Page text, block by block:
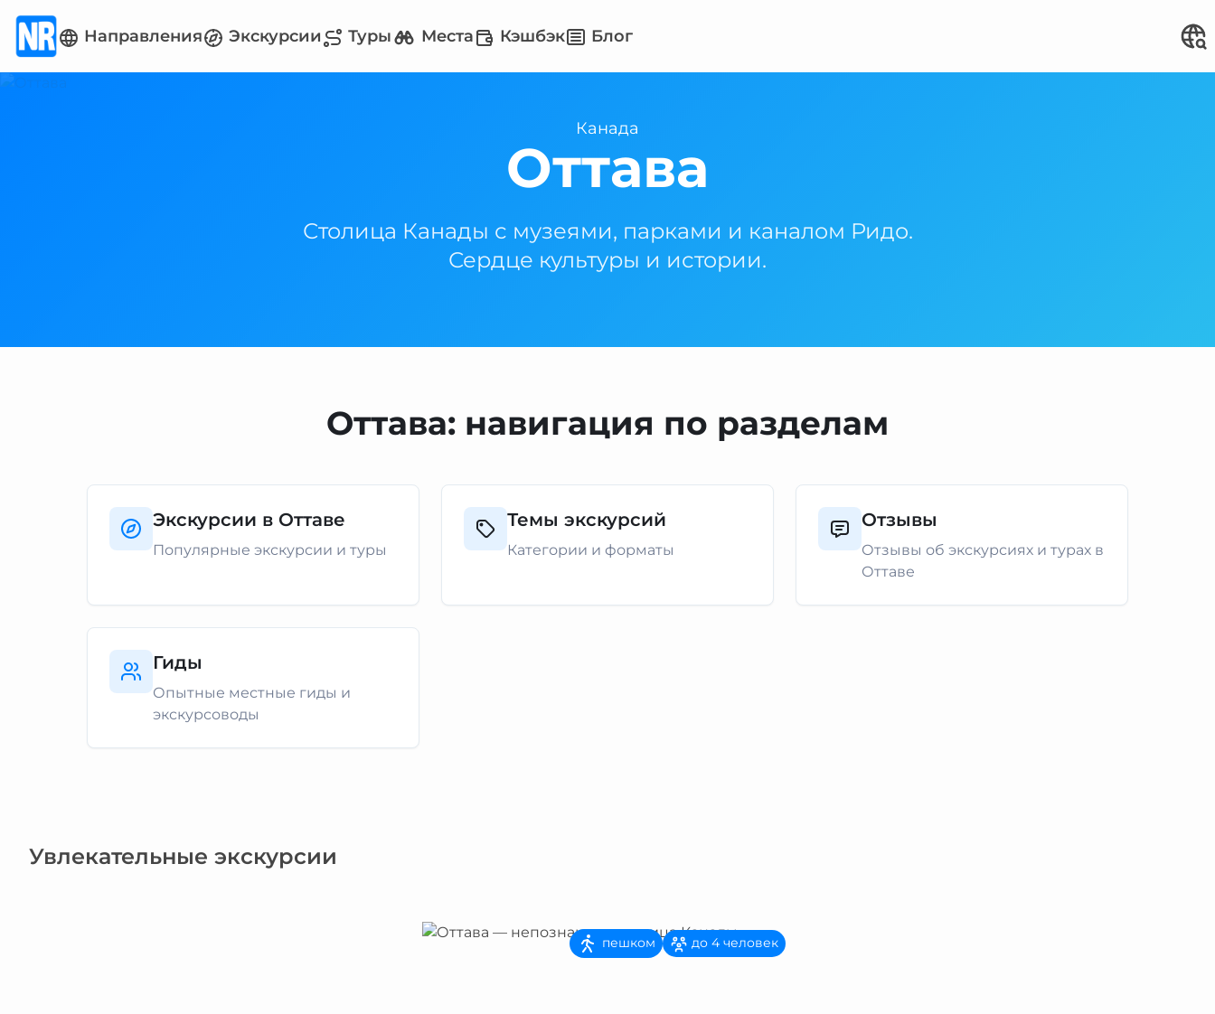
Направления Экскурсии Туры Места Кэшбэк Блог
Канада
Оттава
Столица Канады с музеями, парками и каналом Ридо.
Сердце культуры и истории.
Оттава: навигация по разделам
Экскурсии в Оттаве
Популярные экскурсии и туры
Темы экскурсий
Категории и форматы
Отзывы
Отзывы об экскурсиях и турах в
Оттаве
Гиды
Опытные местные гиды и
экскурсоводы
Увлекательные экскурсии
пешком до 4 человек